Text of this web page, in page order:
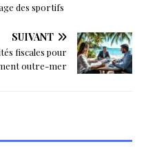
des sportifs
SUIVANT
fiscales pour
outre-mer